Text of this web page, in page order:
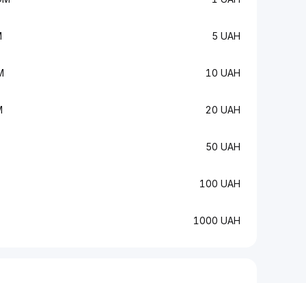
5 UAH
10 UAH
20 UAH
50 UAH
100 UAH
1000 UAH